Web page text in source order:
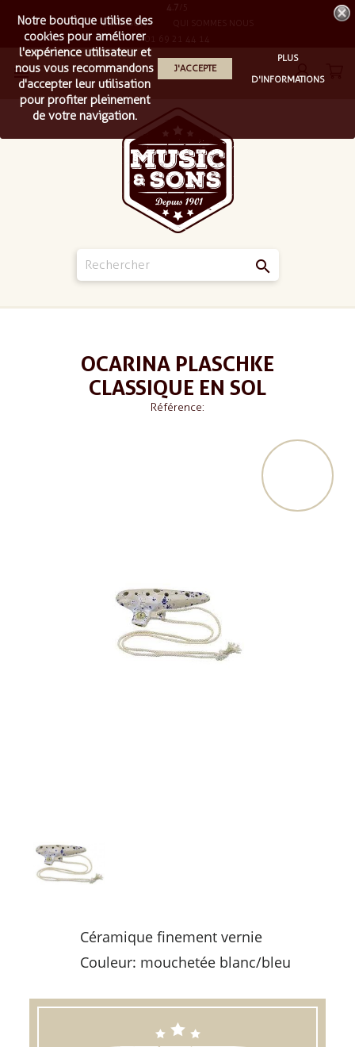
LIVRAISON QUI SOMMES NOUS
4.7
01 69 21 44 14


Notre boutique utilise des
cookies pour améliorer
l'expérience utilisateur et
nous vous recommandons
d'accepter leur utilisation
pour profiter pleinement
de votre navigation.
J'ACCEPTE
PLUS
D'INFORMATIONS
OCARINA PLASCHKE
CLASSIQUE EN SOL
Référence:
Céramique finement vernie
Couleur: mouchetée blanc/bleu